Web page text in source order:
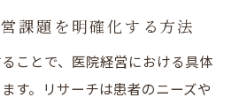
映する歯科リサーチの進め方
判改善に効くリサーチ活用
かせる最新リサーチ
課題を明確化する方法
ことで、医院経営における具体
す。リサーチは患者のニーズや